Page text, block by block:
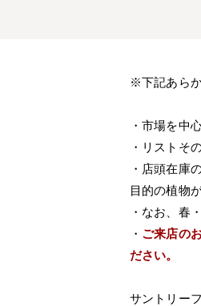
※下記あら
・市場を中
・リストそ
・店頭在庫
目的の植物
・なお、春
・ ご来店の
ださい。
サントリー